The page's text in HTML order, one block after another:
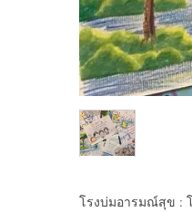
โรงบ่มอารมณ์สุข :